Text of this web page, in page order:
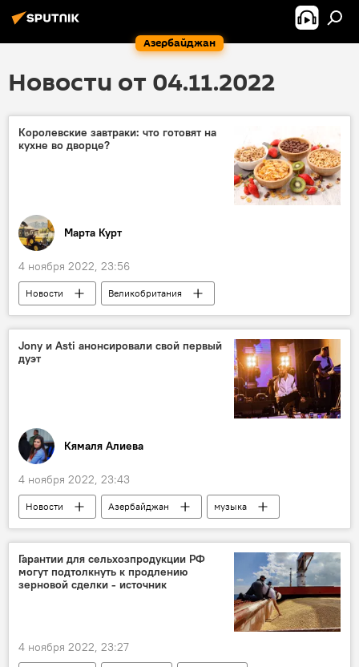
Азербайджан
Новости от 04.11.2022
Королевские завтраки: что готовят на
кухне во дворце?
Марта Курт
4 ноября 2022, 23:56
Новости
Великобритания
Букингемский дворец
Кейт Миддлтон
правильное питание
Меган Маркл
Елизавета II
Jony и Asti анонсировали свой первый
дуэт
Кямаля Алиева
4 ноября 2022, 23:43
Новости Азербайджан
музыка
Эстрада
Презентация
видеоролик
Jony
Гарантии для сельхозпродукции РФ
могут подтолкнуть к продлению
зерновой сделки - источник
4 ноября 2022, 23:27